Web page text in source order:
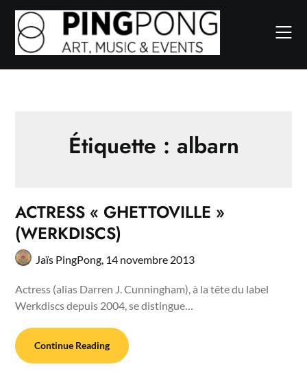
Skip
content
Étiquette : albarn
ACTRESS « GHETTOVILLE »
(WERKDISCS)
Jaïs PingPong, 14 novembre 2013
Actress (alias Darren J. Cunningham), à la tête du label
Werkdiscs depuis 2004, se distingue…
Continue Reading